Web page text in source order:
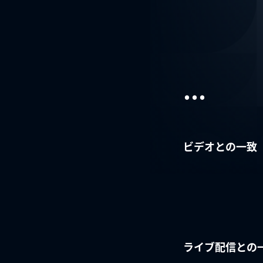
...
ビデオとの一致
ライブ配信との